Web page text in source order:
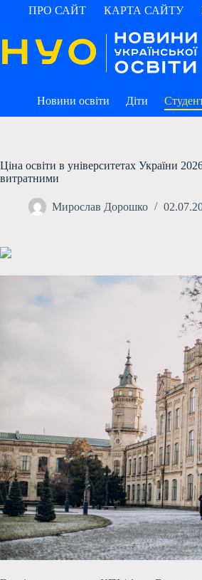
ПерейтиПРО САЙТ КАРТА САЙТУ
Новини освіти Діти
Ціна освіти в університетах України
витратними
Мирослав Дорошко